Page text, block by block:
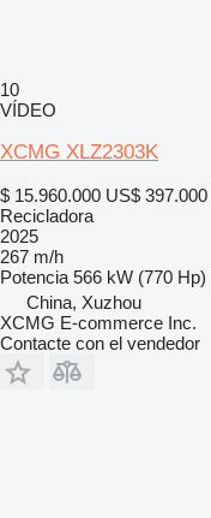
10
VÍDEO
XCMG XLZ2303K
$ 15.960.000 US$ 397.000
Recicladora
2025
267 m/h
Potencia 566 kW (770 Hp)
China, Xuzhou
XCMG E-commerce Inc.
Contacte con el vendedor